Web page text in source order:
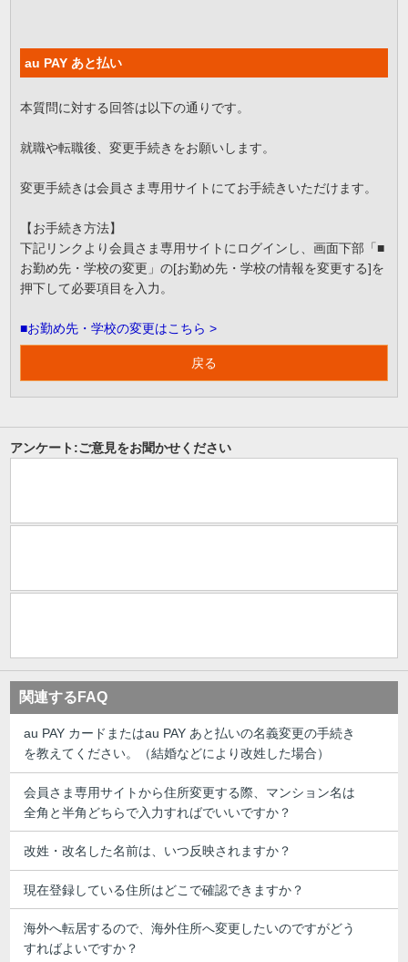
au PAY あと払い
本質問に対する回答は以下の通りです。
就職や転職後、変更手続きをお願いします。
変更手続きは会員さま専用サイトにてお手続きいただけます。
【お手続き方法】
下記リンクより会員さま専用サイトにログインし、画面下部「■
お勤め先・学校の変更」の[お勤め先・学校の情報を変更する]を
押下して必要項目を入力。
■お勤め先・学校の変更はこちら >
戻る
アンケート:ご意見をお聞かせください
関連するFAQ
au PAY カードまたはau PAY あと払いの名義変更の手続き
を教えてください。（結婚などにより改姓した場合）
会員さま専用サイトから住所変更する際、マンション名は
全角と半角どちらで入力すればでいいですか？
改姓・改名した名前は、いつ反映されますか？
現在登録している住所はどこで確認できますか？
海外へ転居するので、海外住所へ変更したいのですがどう
すればよいですか？